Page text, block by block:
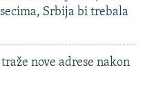
Srbija bi trebala
nove adrese nakon